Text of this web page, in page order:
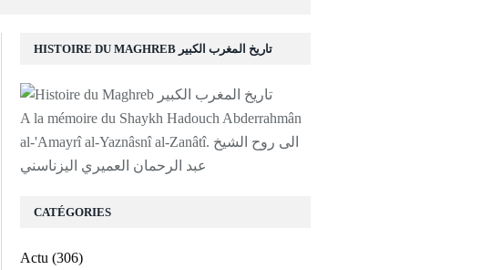
HISTOIRE DU MAGHREB تاريخ المغرب الكبير
A la mémoire du Shaykh Hadouch Abderrahmân
al-'Amayrî al-Yaznâsnî al-Zanâtî. الى روح الشيخ
عبد الرحمان العميري اليزناسني
CATÉGORIES
Actu (306)